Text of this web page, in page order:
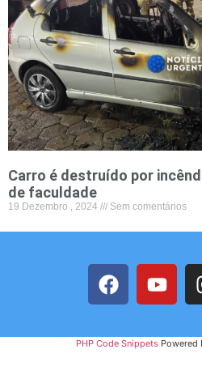
Carro é destruído por
de faculdade
19 Dezembro , 2024 Sem comentários
PHP Code Snippets Powered